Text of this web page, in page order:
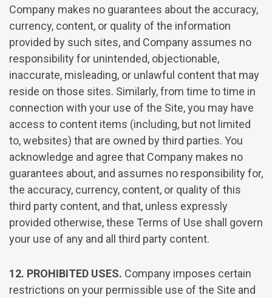
Company makes no guarantees about the accuracy,
currency, content, or quality of the information
provided by such sites, and Company assumes no
responsibility for unintended, objectionable,
inaccurate, misleading, or unlawful content that may
reside on those sites. Similarly, from time to time in
connection with your use of the Site, you may have
access to content items (including, but not limited
to, websites) that are owned by third parties. You
acknowledge and agree that Company makes no
guarantees about, and assumes no responsibility for,
the accuracy, currency, content, or quality of this
third party content, and that, unless expressly
provided otherwise, these Terms of Use shall govern
your use of any and all third party content.
12. PROHIBITED USES. Company imposes certain
restrictions on your permissible use of the Site and